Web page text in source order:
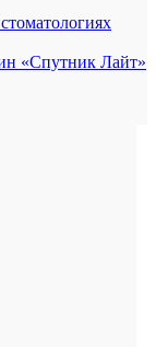
«Спутник Лайт»